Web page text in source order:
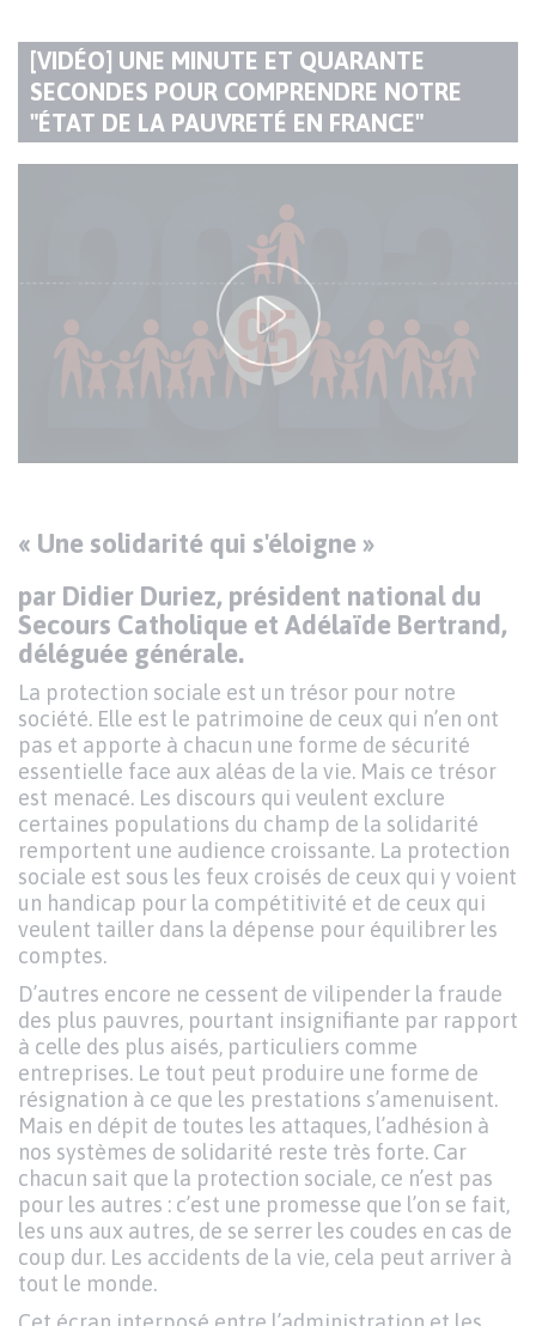
TITRE
DU
PARAGRAPHE
[VIDÉO] UNE MINUTE ET QUARANTE
SECONDES POUR COMPRENDRE NOTRE
"ÉTAT DE LA PAUVRETÉ EN FRANCE"
Accepter le cookie Youtube
Texte
« Une solidarité qui s'éloigne »
par Didier Duriez, président national du
Secours Catholique et Adélaïde Bertrand,
déléguée générale.
La protection sociale est un trésor pour notre
société. Elle est le patrimoine de ceux qui n’en ont
pas et apporte à chacun une forme de sécurité
essentielle face aux aléas de la vie. Mais ce trésor
est menacé. Les discours qui veulent exclure
certaines populations du champ de la solidarité
remportent une audience croissante. La protection
sociale est sous les feux croisés de ceux qui y voient
un handicap pour la compétitivité et de ceux qui
veulent tailler dans la dépense pour équilibrer les
comptes.
D’autres encore ne cessent de vilipender la fraude
des plus pauvres, pourtant insignifiante par rapport
à celle des plus aisés, particuliers comme
entreprises. Le tout peut produire une forme de
résignation à ce que les prestations s’amenuisent.
Mais en dépit de toutes les attaques, l’adhésion à
nos systèmes de solidarité reste très forte. Car
chacun sait que la protection sociale, ce n’est pas
pour les autres : c’est une promesse que l’on se fait,
les uns aux autres, de se serrer les coudes en cas de
coup dur. Les accidents de la vie, cela peut arriver à
tout le monde.